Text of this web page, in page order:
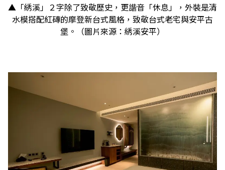
▲「綉溪」２字除了致敬歷史，更諧音「休息」，外裝是清
水模搭配紅磚的摩登新台式風格，致敬台式老宅與安平古
堡。（圖片來源：綉溪安平）